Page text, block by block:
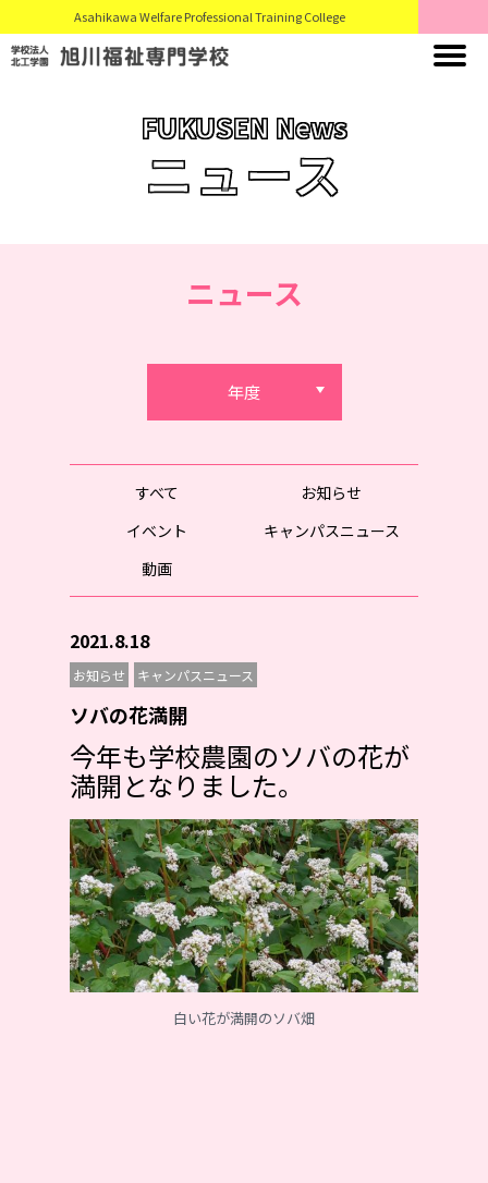
Asahikawa Welfare Professional Training College
FUKUSEN News
ニュース
ニュース
年度
すべて
お知らせ
イベント
キャンパスニュース
動画
2021.8.18
お知らせ キャンパスニュース
ソバの花満開
今年も学校農園のソバの花が
満開となりました。
白い花が満開のソバ畑